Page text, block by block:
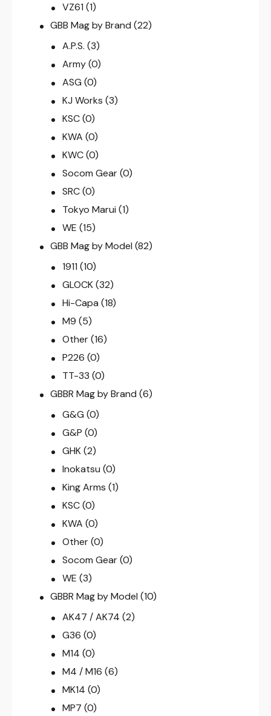
VZ61 (1)
GBB Mag by Brand (22)
A.P.S. (3)
Army (0)
ASG (0)
KJ Works (3)
KSC (0)
KWA (0)
KWC (0)
Socom Gear (0)
SRC (0)
Tokyo Marui (1)
WE (15)
GBB Mag by Model (82)
1911 (10)
GLOCK (32)
Hi-Capa (18)
M9 (5)
Other (16)
P226 (0)
TT-33 (0)
GBBR Mag by Brand (6)
G&G (0)
G&P (0)
GHK (2)
Inokatsu (0)
King Arms (1)
KSC (0)
KWA (0)
Other (0)
Socom Gear (0)
WE (3)
GBBR Mag by Model (10)
AK47 / AK74 (2)
G36 (0)
M14 (0)
M4 / M16 (6)
MK14 (0)
MP7 (0)